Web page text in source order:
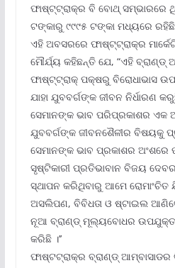
ଫାଷ୍ଟ୍‌ଟ୍ରାକ୍‌ର ବି ବୋଥ୍ ସମ୍ଭାରରେ
ଟଙ୍କାରୁ ୯୯୯୫ ଟଙ୍କା ମଧ୍ୟରେ ରହିଛି
ଏହି ଅବସରରେ ଫାଷ୍ଟ୍‌ଟ୍ରାକ୍‌ର
ମୌର୍ଯ୍ୟ କହିଛନ୍ତି ଯେ, “ଏହି
ଫାଷ୍ଟ୍‌ଟ୍ରାକ୍ ପକ୍ଷରୁ ବିରୋଧାଭାସ
ଯାହା ଯୁବବର୍ଗଙ୍କ ଜୀବନ ନିର୍ଧାରଣ
ସେମାନଙ୍କ ଭାବ ପରିପ୍ରକାଶର ଏକ
ଯୁବବର୍ଗଙ୍କ ଜୀବନଶୈଳୀର ବିଷୟକୁ
ସେମାନଙ୍କ ଭାବ ପ୍ରକାଶର ଅଂଶରେ
ସୃଷ୍ଟିକାରୀ ପ୍ରତିଭାବାନ ବିଜୟ
ସ୍ଥାପନ କରିଥିବାରୁ ଆମେ
ଅସଲିପଣ, ବିବିଧତା ଓ ଷ୍ଟାଇଲ ଆଣିବେ
ନୂଆ ବ୍ରାଣ୍ଡ୍ ମୂଲ୍ୟବୋଧର
କରିଛି ।’’
ଫାଷ୍ଟଟ୍ରାକ୍‌ର ବ୍ରାଣ୍ଡ୍